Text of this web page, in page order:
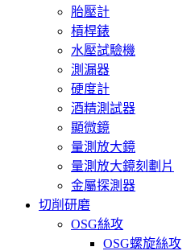
胎壓計
槓桿錶
水壓試驗機
測漏器
硬度計
酒精測試器
顯微鏡
量測放大鏡
量測放大鏡刻劃片
金屬探測器
切削研磨
OSG絲攻
OSG螺旋絲攻